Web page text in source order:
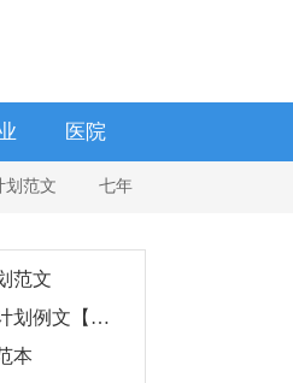
医院
划范文 七年
范文
文【三篇】
本